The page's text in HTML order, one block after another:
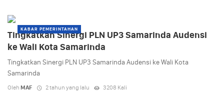
KABAR PEMERINTAHAN
Tingkatkan Sinergi PLN UP3 Samarinda Audensi
ke Wali Kota Samarinda
Tingkatkan Sinergi PLN UP3 Samarinda Audensi ke Wali Kota
Samarinda
Oleh MAF 2 tahun yang lalu 3208 Kali